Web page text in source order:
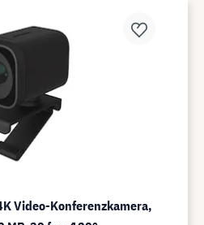
Video-Konferenzkamera,